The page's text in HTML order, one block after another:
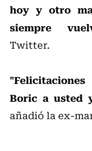
hoy y otro
siempre
Twitter.
Boric a usted
añadió la ex-